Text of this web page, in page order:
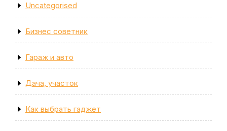
Uncategorised
Бизнес советник
Гараж и авто
Дача, участок
Как выбрать гаджет